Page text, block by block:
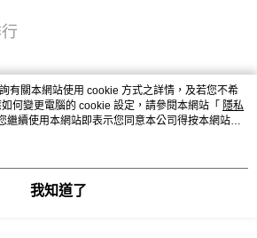
有關本網站使用 cookie 方式之詳情，及若您不希
何變更電腦的 cookie 設定，請參閱本網站「 隱私
繼續使用本網站即表示您同意本公司得按本網站使
。
我知道了